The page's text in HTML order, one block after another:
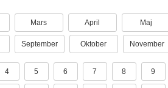
Mars April Maj
September Oktober November
4 5 6 7 8 9